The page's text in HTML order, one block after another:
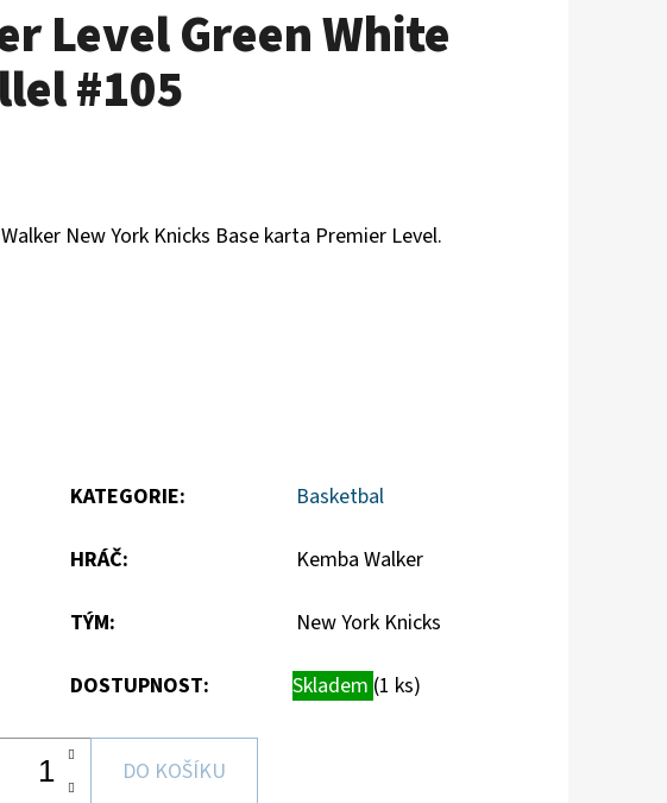
Level Green White
#105
New York Knicks Base karta Premier Level.
KATEGORIE: Basketbal
HRÁČ: Kemba Walker
TÝM: New York Knicks
DOSTUPNOST: Skladem (1 ks)
DO KOŠÍKU